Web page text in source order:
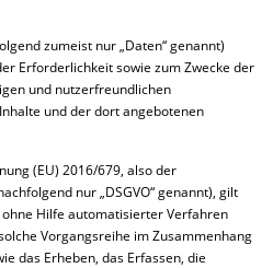
zumeist nur „Daten“ genannt)
Erforderlichkeit sowie zum Zwecke der
und nutzerfreundlichen
und der dort angebotenen
(EU) 2016/679, also der
nur „DSGVO“ genannt), gilt
Hilfe automatisierter Verfahren
Vorgangsreihe im Zusammenhang
das Erheben, das Erfassen, die